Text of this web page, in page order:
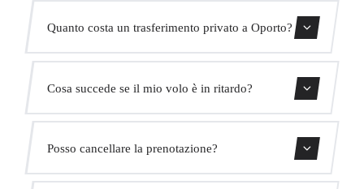
Quanto costa un trasferimento privato a Oporto?
prezzo fisso immediato. Senza costi nascosti.
Cosa succede se il mio volo è in ritardo?
adatterà automaticamente l'orario di ritiro senza costi
aggiuntivi.
Posso cancellare la prenotazione?